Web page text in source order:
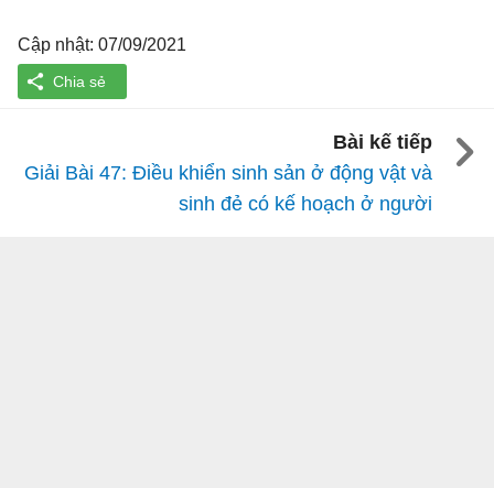
Cập nhật: 07/09/2021
Bài kế tiếp
Giải Bài 47: Điều khiển sinh sản ở động vật và
sinh đẻ có kế hoạch ở người